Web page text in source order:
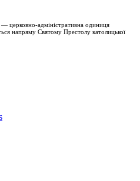
— церковно-адміністративна одиниця
напряму Святому Престолу католицької